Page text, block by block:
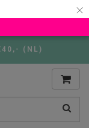
×
(NL)